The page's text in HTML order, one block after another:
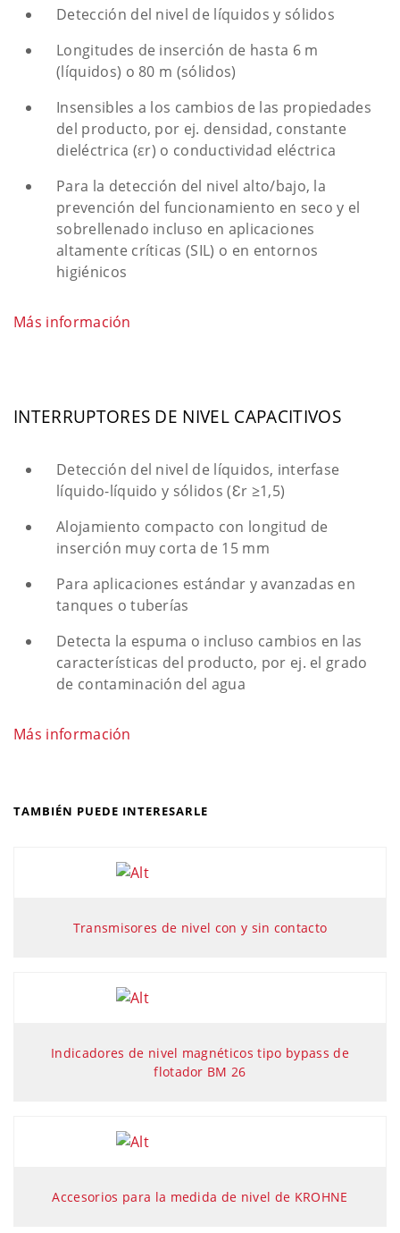
Detección del nivel de líquidos y sólidos
Longitudes de inserción de hasta 6 m
(líquidos) o 80 m (sólidos)
Insensibles a los cambios de las propiedades
del producto, por ej. densidad, constante
dieléctrica (εr) o conductividad eléctrica
Para la detección del nivel alto/bajo, la
prevención del funcionamiento en seco y el
sobrellenado incluso en aplicaciones
altamente críticas (SIL) o en entornos
higiénicos
Más información
INTERRUPTORES DE NIVEL CAPACITIVOS
Detección del nivel de líquidos, interfase
líquido-líquido y sólidos (Ɛr ≥1,5)
Alojamiento compacto con longitud de
inserción muy corta de 15 mm
Para aplicaciones estándar y avanzadas en
tanques o tuberías
Detecta la espuma o incluso cambios en las
características del producto, por ej. el grado
de contaminación del agua
Más información
TAMBIÉN PUEDE INTERESARLE
Transmisores de nivel con y sin contacto
Indicadores de nivel magnéticos tipo bypass de
flotador BM 26
Accesorios para la medida de nivel de KROHNE